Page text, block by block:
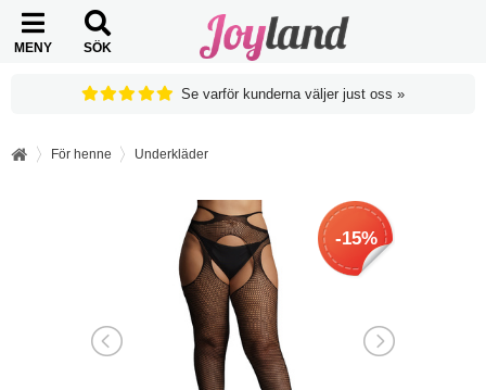
MENY SÖK
Se varför kunderna väljer just oss »
För henne Underkläder
-15%